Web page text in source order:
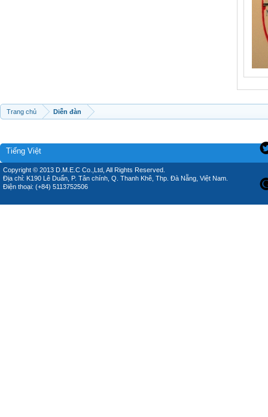
Trang chủ Diễn đàn
Tiếng Việt
Copyright © 2013 D.M.E.C Co.,Ltd, All Rights Reserved.
Địa chỉ: K190 Lê Duẩn, P. Tân chính, Q. Thanh Khê, Thp. Đà Nẵng, Việt Nam.
Điện thoại: (+84) 5113752506